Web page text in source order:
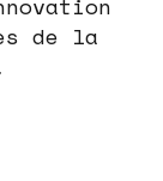
de la